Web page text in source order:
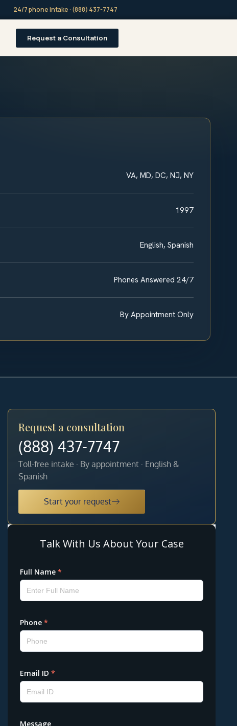
24/7 phone intake · (888) 437-7747
Request a Consultation
VA, MD, DC, NJ, NY
1997
English, Spanish
Phones Answered 24/7
By Appointment Only
Request a consultation
(888) 437-7747
Toll-free intake · By appointment · English &
Spanish
Start your request